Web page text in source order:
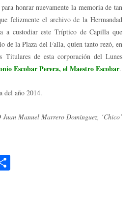
honrar nuevamente la memoria de tan
felizmente el archivo de la Hermandad
a custodiar este Tríptico de Capilla que
de la Plaza del Falla, quien tanto rezó, en
Titulares de esta corporación del Lunes
Escobar Perera, el Maestro Escobar.
del año 2014.
Juan Manuel Marrero Domínguez, ‘Chico’